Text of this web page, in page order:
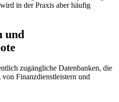
in der Praxis aber häufig
und
zugängliche Datenbanken, die
Finanzdienstleistern und